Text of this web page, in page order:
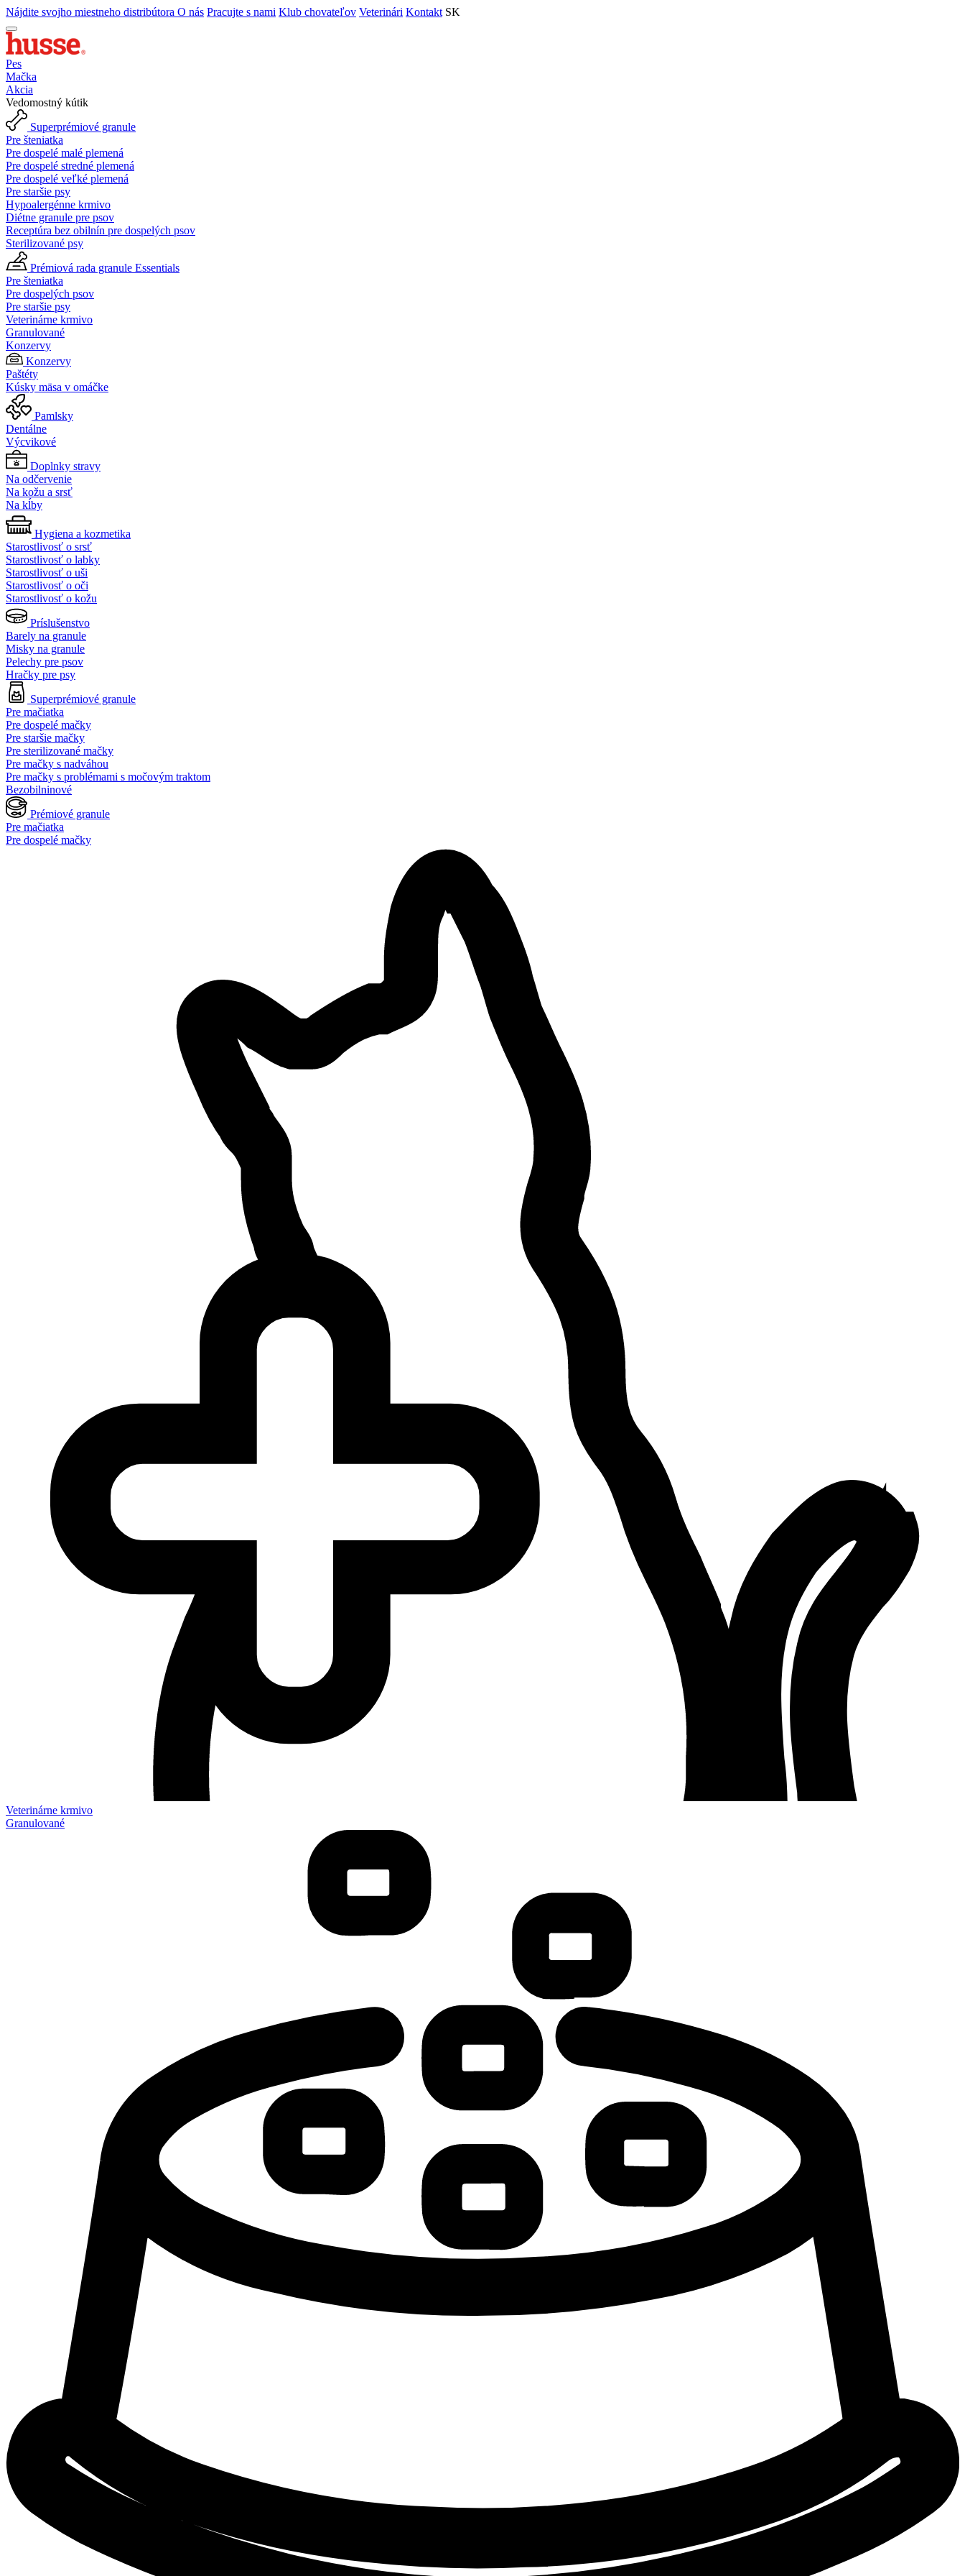
Nájdite svojho miestneho distribútora O nás Pracujte s nami Klub chovateľov Veterinári Kontakt SK
Pes
Mačka
Akcia
Vedomostný kútik
Superprémiové granule
Pre šteniatka
Pre dospelé malé plemená
Pre dospelé stredné plemená
Pre dospelé veľké plemená
Pre staršie psy
Hypoalergénne krmivo
Diétne granule pre psov
Receptúra bez obilnín pre dospelých psov
Sterilizované psy
Prémiová rada granule Essentials
Pre šteniatka
Pre dospelých psov
Pre staršie psy
Veterinárne krmivo
Granulované
Konzervy
Konzervy
Paštéty
Kúsky mäsa v omáčke
Pamlsky
Dentálne
Výcvikové
Doplnky stravy
Na odčervenie
Na kožu a srsť
Na kĺby
Hygiena a kozmetika
Starostlivosť o srsť
Starostlivosť o labky
Starostlivosť o uši
Starostlivosť o oči
Starostlivosť o kožu
Príslušenstvo
Barely na granule
Misky na granule
Pelechy pre psov
Hračky pre psy
Superprémiové granule
Pre mačiatka
Pre dospelé mačky
Pre staršie mačky
Pre sterilizované mačky
Pre mačky s nadváhou
Pre mačky s problémami s močovým traktom
Bezobilninové
Prémiové granule
Pre mačiatka
Pre dospelé mačky
Veterinárne krmivo
Granulované